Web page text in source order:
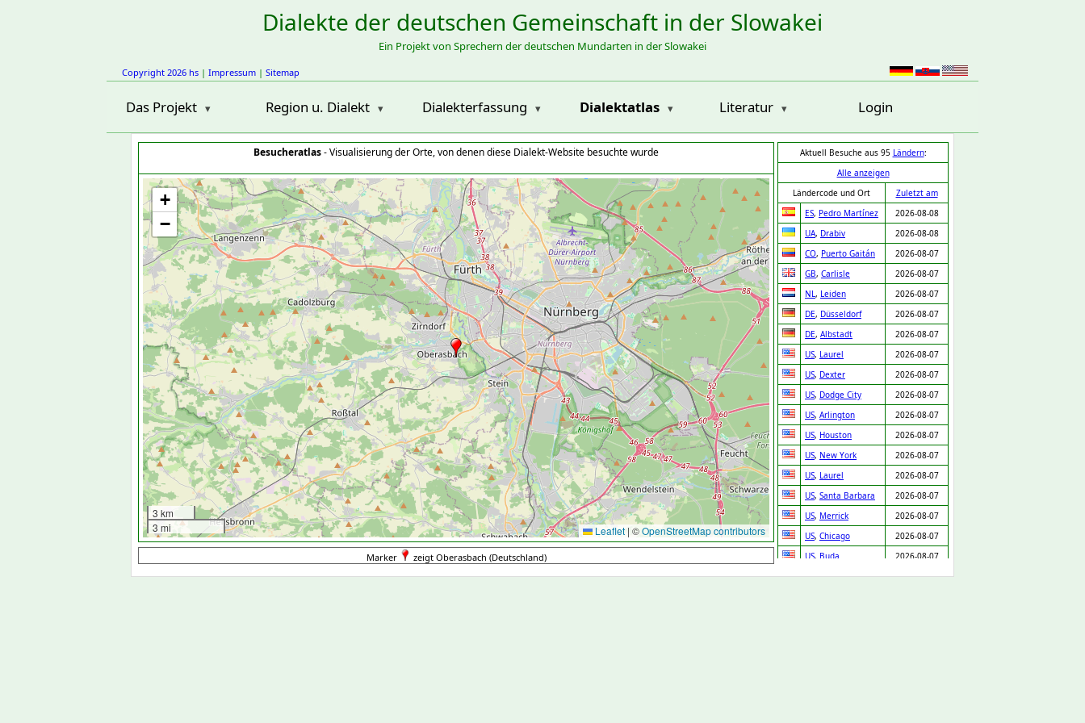
Dialekte der deutschen Gemeinschaft in der Slowakei
Ein Projekt von Sprechern der deutschen Mundarten in der Slowakei
Copyright 2026 hs | Impressum | Sitemap
Das Projekt Region u. Dialekt Dialekterfassung Dialektatlas Literatur Login
Besucheratlas- Visualisierung der Orte, von denen diese Dialekt-Website besuchte wurde
+
−
3 km
3 mi
Leaflet | ©OpenStreetMap contributors
Aktuell Besuche aus 95 Ländern:
Alle anzeigen
Ländercode und Ort
Zuletzt am
ES, Pedro Martínez
2026-08-08
UA, Drabiv
2026-08-08
CO, Puerto Gaitán
2026-08-07
GB, Carlisle
2026-08-07
NL, Leiden
2026-08-07
DE, Düsseldorf
2026-08-07
DE, Albstadt
2026-08-07
US, Laurel
2026-08-07
US, Dexter
2026-08-07
US, Dodge City
2026-08-07
US, Arlington
2026-08-07
US, Houston
2026-08-07
US, New York
2026-08-07
US, Laurel
2026-08-07
US, Santa Barbara
2026-08-07
US, Merrick
2026-08-07
US, Chicago
2026-08-07
US, Buda
2026-08-07
US,Houston
2026-08-07
Marker zeigt Oberasbach (Deutschland)